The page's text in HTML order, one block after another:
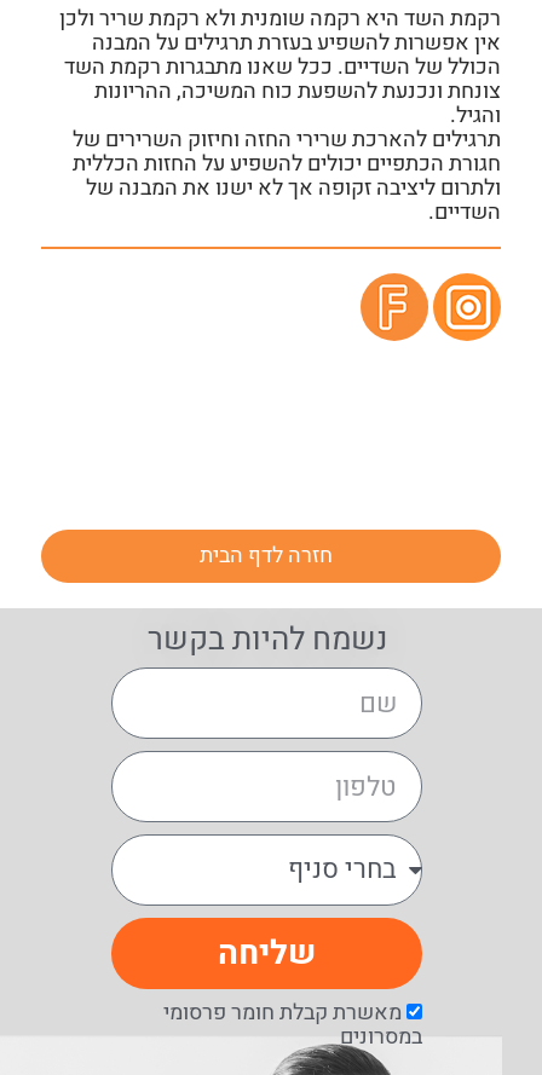
רקמת השד היא רקמה שומנית ולא רקמת שריר ולכן
אין אפשרות להשפיע בעזרת תרגילים על המבנה
הכולל של השדיים. ככל שאנו מתבגרות רקמת השד
צונחת ונכנעת להשפעת כוח המשיכה, ההריונות
והגיל.
תרגילים להארכת שרירי החזה וחיזוק השרירים של
חגורת הכתפיים יכולים להשפיע על החזות הכללית
ולתרום ליציבה זקופה אך לא ישנו את המבנה של
השדיים.
חזרה לדף הבית
נשמח להיות בקשר
מאשרת קבלת חומר פרסומי
במסרונים
שליחה